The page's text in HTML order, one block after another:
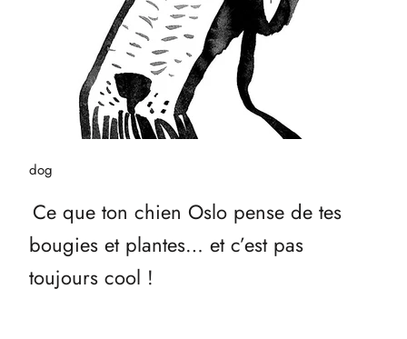
dog
Ce que ton chien Oslo pense de tes
bougies et plantes… et c’est pas
toujours cool !